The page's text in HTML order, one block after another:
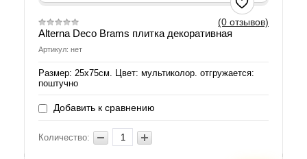
(0 отзывов)
Alterna Deco Brams плитка декоративная
Артикул: нет
Размер: 25х75см. Цвет: мультиколор. отгружается:
поштучно
Добавить к сравнению
Количество: